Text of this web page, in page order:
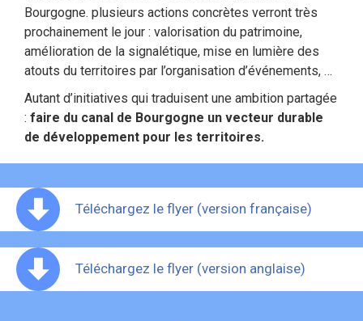
Bourgogne. plusieurs actions concrètes verront très
prochainement le jour : valorisation du patrimoine,
amélioration de la signalétique, mise en lumière des
atouts du territoires par l’organisation d’événements, …
Autant d’initiatives qui traduisent une ambition partagée
: faire du canal de Bourgogne un vecteur durable
de développement pour les territoires.
Téléchargez le flyer (version française)
Téléchargez le flyer (version anglaise)